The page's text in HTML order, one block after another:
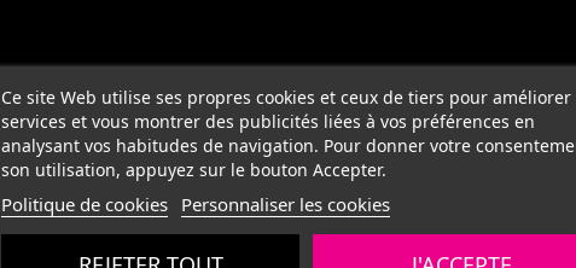
Ce site Web utilise ses propres cookies et ceux de tiers pour améliorer
services et vous montrer des publicités liées à vos préférences en
analysant vos habitudes de navigation. Pour donner votre
son utilisation, appuyez sur le bouton Accepter.
Politique de cookies Personnaliser les cookies